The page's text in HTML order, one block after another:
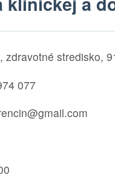
zdravotné stredisko,
077